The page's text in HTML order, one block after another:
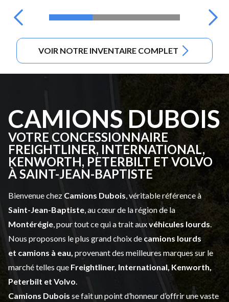
VOIR NOTRE INVENTAIRE COMPLET
CAMIONS DUBOIS
VOTRE CONCESSIONNAIRE
FREIGHTLINER, INTERNATIONAL,
KENWORTH, PETERBILT ET VOLVO
À SAINT-JEAN-BAPTISTE
Bienvenue chez Camions Dubois , véritable référence à
Saint-Jean-Baptiste , au cœur de la région de la
Montérégie , pour tout ce qui a trait auxvéhicules lourds
Nous proposons le plus grand choix de camions lourds
et camions à eau, provenant des meilleures marques sur le
marché telles que Freightliner, International, Kenworth,
Peterbilt et Volvo
Camions Dubois se fait un point d’honneur d’offrir une vaste